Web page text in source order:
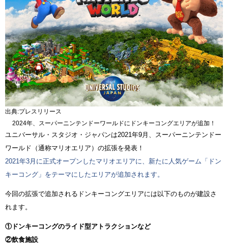
出典:プレスリリース
2024年、スーパーニンテンドーワールドにドンキーコングエリアが追加！
ユニバーサル・スタジオ・ジャパンは2021年9月、スーパーニンテンドー
ワールド（通称マリオエリア）の拡張を発表！
2021年3月に正式オープンしたマリオエリアに、新たに人気ゲーム「ドン
キーコング」をテーマにしたエリアが追加されます。
今回の拡張で追加されるドンキーコングエリアには以下のものが建設さ
れます。
①ドンキーコングのライド型アトラクションなど
②飲食施設